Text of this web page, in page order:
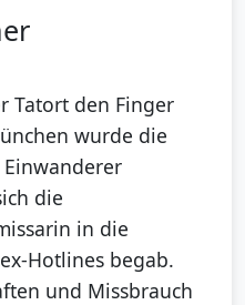
Tatort den Finger
wurde die
die
in die
Hotlines begab.
und Missbrauch